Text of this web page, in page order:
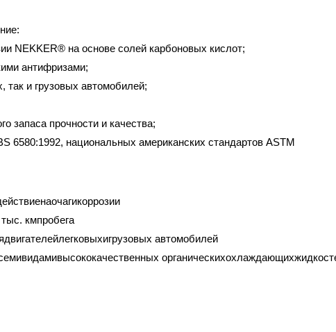
NEKKER® на основе солей карбоновых кислот;
антифризами;
так и грузовых автомобилей;
запаса прочности и качества;
6580:1992, национальных американских стандартов ASTM
кмпробега
автомобилей